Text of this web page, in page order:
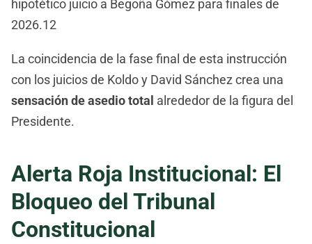
hipotético juicio a Begoña Gómez para finales de
2026.12
La coincidencia de la fase final de esta instrucción
con los juicios de Koldo y David Sánchez crea una
sensación de asedio total alrededor de la figura del
Presidente.
Alerta Roja Institucional: El
Bloqueo del Tribunal
Constitucional